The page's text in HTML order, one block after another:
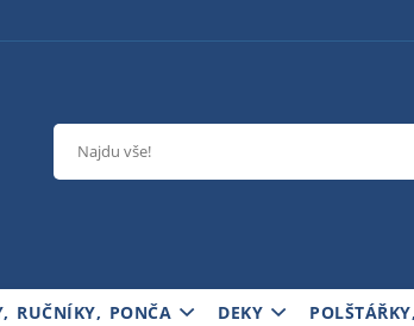
RUČNÍKY, PONČA DEKY